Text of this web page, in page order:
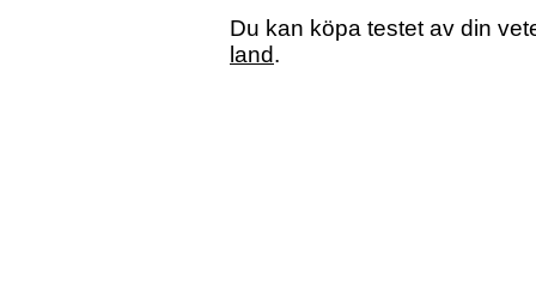
Du kan köpa testet av din
land.